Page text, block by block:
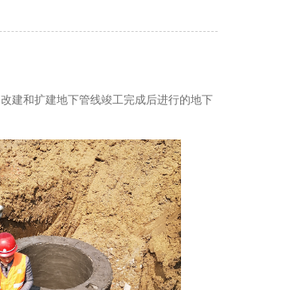
和扩建地下管线竣工完成后进行的地下